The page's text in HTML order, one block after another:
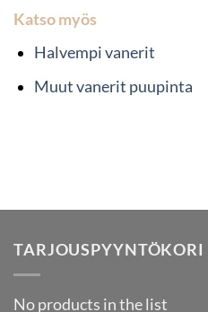
Katso myös
Halvempi vanerit
Muut vanerit puupinta
TARJOUSPYYNTÖKORI
No products in the list